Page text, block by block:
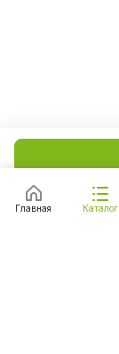
Главная Каталог